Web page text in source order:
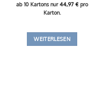
ab 10 Kartons nur44,97€ pro
Karton.
WEITERLESEN